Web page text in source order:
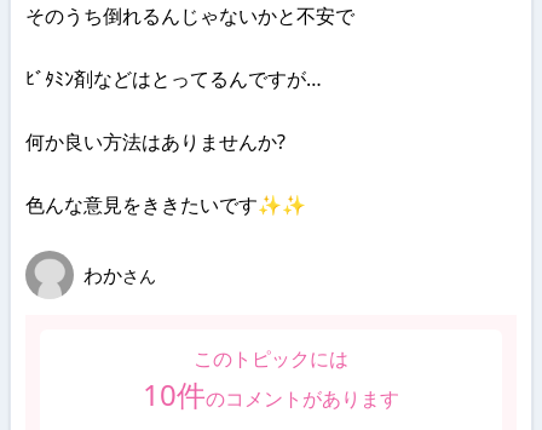
そのうち倒れるんじゃないかと不安で
ﾋﾞﾀﾐﾝ剤などはとってるんですが…
何か良い方法はありませんか?
色んな意見をききたいです✨✨
わかさん
このトピックには
10件のコメントがあります